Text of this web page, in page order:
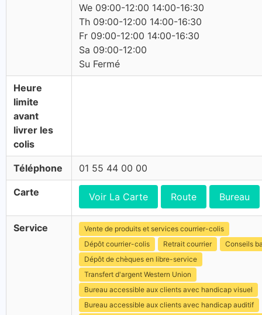
We 09:00-12:00 14:00-16:30
Th 09:00-12:00 14:00-16:30
Fr 09:00-12:00 14:00-16:30
Sa 09:00-12:00
Su Fermé
Heure
limite
avant
livrer les
colis
Téléphone 01 55 44 00 00
Carte Voir La Carte Route Bureau
Service
Vente de produits et services courrier-colis
Dépôt courrier-colis
Retrait courrier
Conseils
Dépôt de chèques en libre-service
Transfert d'argent Western Union
Bureau accessible aux clients avec handicap visuel
Bureau accessible aux clients avec handicap auditif